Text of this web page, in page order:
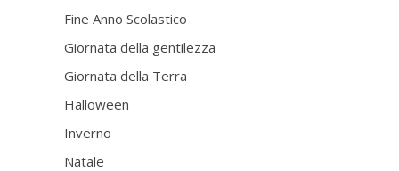
Fine Anno Scolastico
Giornata della gentilezza
Giornata della Terra
Halloween
Inverno
Natale